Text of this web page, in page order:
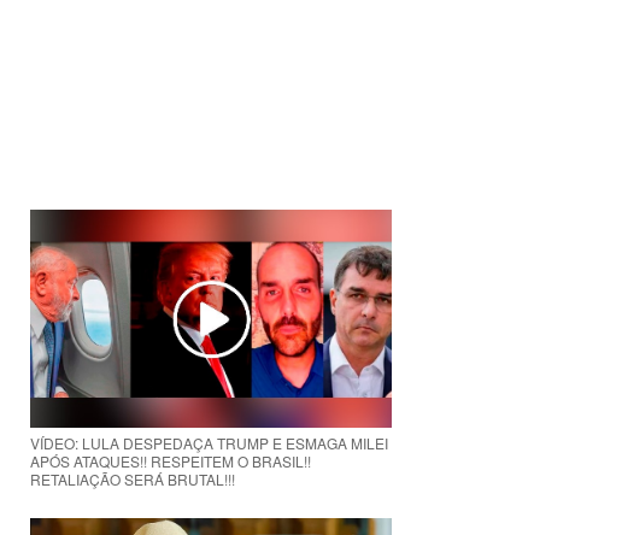
VÍDEO: LULA DESPEDAÇA TRUMP E ESMAGA MILEI
APÓS ATAQUES!! RESPEITEM O BRASIL!!
RETALIAÇÃO SERÁ BRUTAL!!!